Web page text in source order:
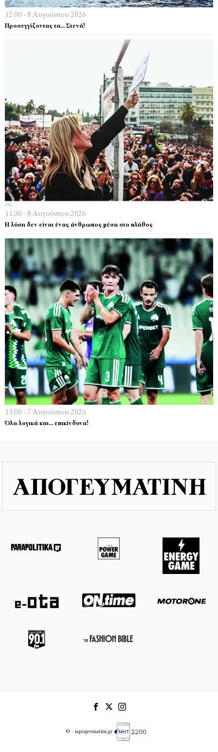
12:00 - 8 Αυγούστου 2026
Προσεγγίζοντας τα… Στενά!
11:30 - 8 Αυγούστου 2026
Η λύση δεν είναι ένας άνθρωπος μέσα στο πλήθος
13:00 - 7 Αυγούστου 2026
Όλα λογικά και… επικίνδυνα!
© - iapogevmatini.gr